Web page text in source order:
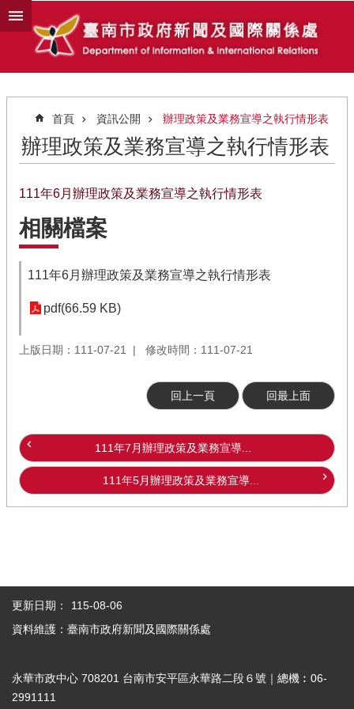
跳到主要內容區塊
首頁 資訊公開 辦理政策及業務宣導之執行情形表
辦理政策及業務宣導之執行情形表
111年6月辦理政策及業務宣導之執行情形表
相關檔案
111年6月辦理政策及業務宣導之執行情形表
pdf(66.59 KB)
上版日期：111-07-21 修改時間：111-07-21
回上一頁 回最上面
111年7月辦理政策及業務宣導...
111年5月辦理政策及業務宣導...
更新日期：
115-08-06
資料維護：臺南市政府新聞及國際關係處
永華市政中心 708201 台南市安平區永華路二段６號｜總機︰06-
2991111